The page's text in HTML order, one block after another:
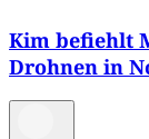
Kim befiehlt
Drohnen in